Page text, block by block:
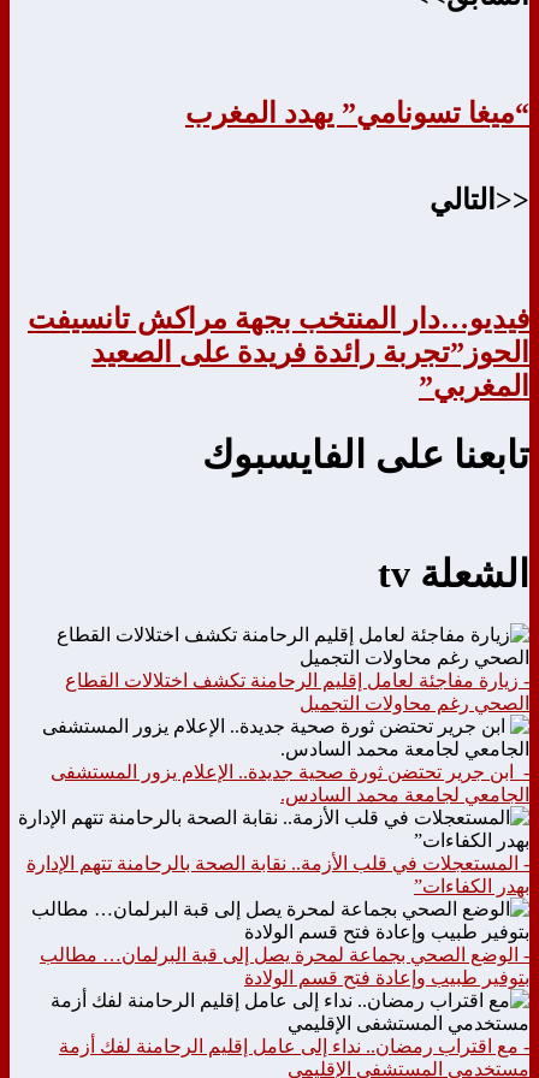
“ميغا تسونامي” يهدد المغرب
<<التالي
فيديو…دار المنتخب بجهة مراكش تانسيفت
الحوز”تجربة رائدة فريدة على الصعيد
المغربي”
تابعنا على الفايسبوك
الشعلة tv
- زيارة مفاجئة لعامل إقليم الرحامنة تكشف اختلالات القطاع
الصحي رغم محاولات التجميل
- ابن جرير تحتضن ثورة صحية جديدة.. الإعلام يزور المستشفى
الجامعي لجامعة محمد السادس.
- المستعجلات في قلب الأزمة.. نقابة الصحة بالرحامنة تتهم الإدارة
بهدر الكفاءات”
- الوضع الصحي بجماعة لمحرة يصل إلى قبة البرلمان… مطالب
بتوفير طبيب وإعادة فتح قسم الولادة
- مع اقتراب رمضان.. نداء إلى عامل إقليم الرحامنة لفك أزمة
مستخدمي المستشفى الإقليمي